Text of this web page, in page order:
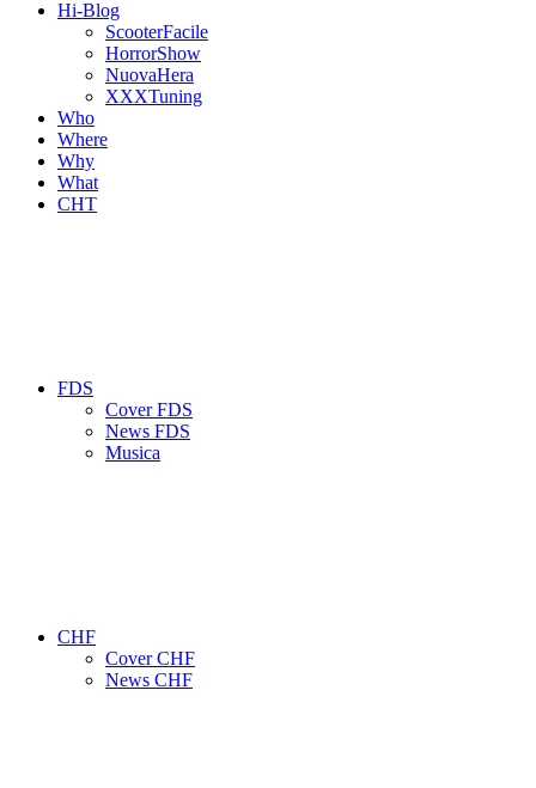
Hi-Blog
ScooterFacile
HorrorShow
NuovaHera
XXXTuning
Who
Where
Why
What
CHT
FDS
Cover FDS
News FDS
Musica
CHF
Cover CHF
News CHF